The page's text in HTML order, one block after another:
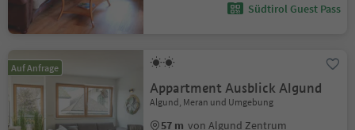
Südtirol Guest Pass
Auf Anfrage
Appartment Ausblick Algund
Algund, Meran und Umgebung
57 m von Algund Zentrum